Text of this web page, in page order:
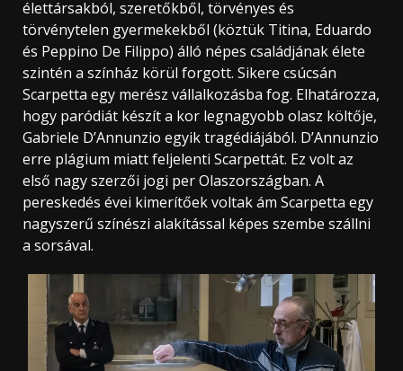
élettársakból, szeretőkből, törvényes és
törvénytelen gyermekekből (köztük Titina, Eduardo
és Peppino De Filippo) álló népes családjának élete
szintén a színház körül forgott. Sikere csúcsán
Scarpetta egy merész vállalkozásba fog. Elhatározza,
hogy paródiát készít a kor legnagyobb olasz költője,
Gabriele D’Annunzio egyik tragédiájából. D’Annunzio
erre plágium miatt feljelenti Scarpettát. Ez volt az
első nagy szerzői jogi per Olaszországban. A
pereskedés évei kimerítőek voltak ám Scarpetta egy
nagyszerű színészi alakítással képes szembe szállni
a sorsával.